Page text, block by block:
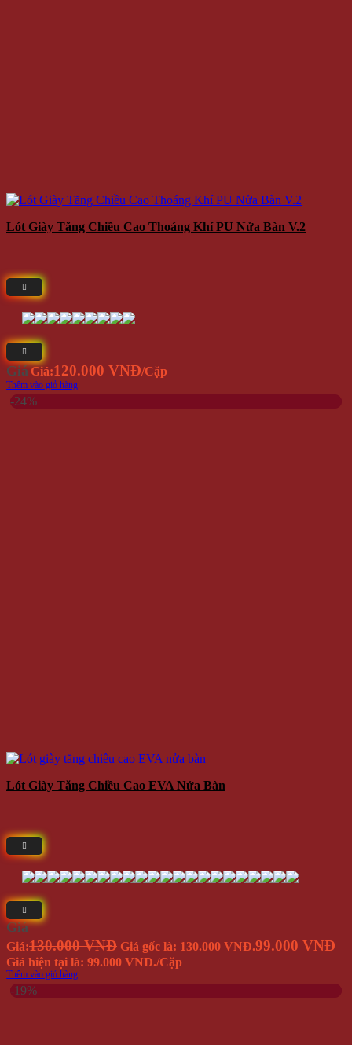
Lót Giày Tăng Chiều Cao Thoáng Khí PU Nửa Bàn V.2
Giá Giá:120.000 VNĐ/Cặp
Thêm vào giỏ hàng
-24%
Lót Giày Tăng Chiều Cao EVA Nửa Bàn
Giá
Giá:130.000 VNĐ Giá gốc là: 130.000 VNĐ.99.000 VNĐ
Giá hiện tại là: 99.000 VNĐ./Cặp
Thêm vào giỏ hàng
-19%